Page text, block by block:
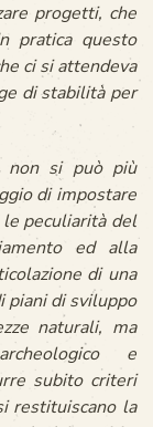
progetti, che
pratica questo
ci si attendeva
di stabilità per
si può più
di impostare
peculiarità del
ed alla
di una
piani di sviluppo
naturali, ma
e
subito criteri
restituiscano la